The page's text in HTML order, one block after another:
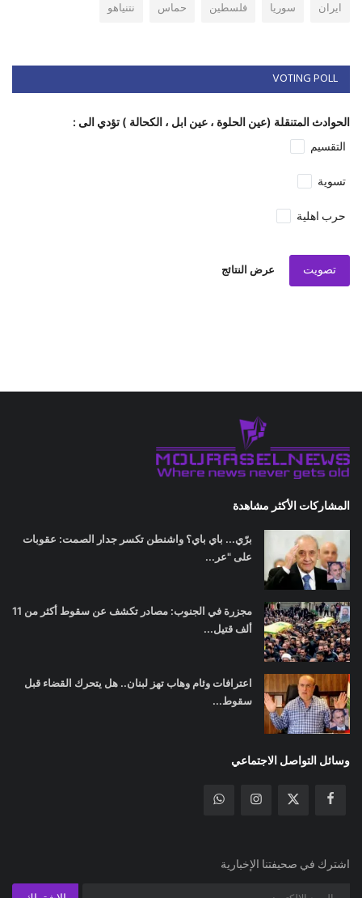
ايران
سوريا فلسطين حماس نتنياهو
VOTING POLL
الحوادث المتنقلة (عين الحلوة ، عين ابل ، الكحالة ) تؤدي الى :
التقسيم
تسوية
حرب اهلية
تصويت عرض النتائج
المشاركات الأكثر مشاهدة
برّي... باي باي؟ واشنطن تكسر جدار الصمت: عقوبات
على "عر...
مجزرة في الجنوب: مصادر تكشف عن سقوط أكثر من 11
ألف قتيل...
اعترافات وئام وهاب تهز لبنان.. هل يتحرك القضاء قبل
سقوط...
وسائل التواصل الاجتماعي
اشترك في صحيفتنا الإخبارية